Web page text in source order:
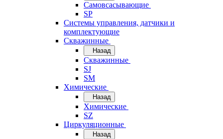
Самовсасывающие
SP
Системы управления, датчики и
комплектующие
Скважинные
Назад
Скважинные
SJ
SM
Химические
Назад
Химические
SZ
Циркуляционные
Назад